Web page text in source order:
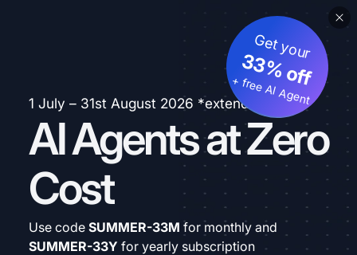
1 July – 31st August 2026 *extended
AI Agents at Zero
Cost
Get your
33% off
+ free AI Agent
Use code SUMMER-33M for monthly and
SUMMER-33Y for yearly subscription